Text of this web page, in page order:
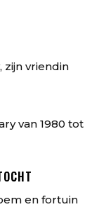
vriendin
van 1980 tot
en fortuin